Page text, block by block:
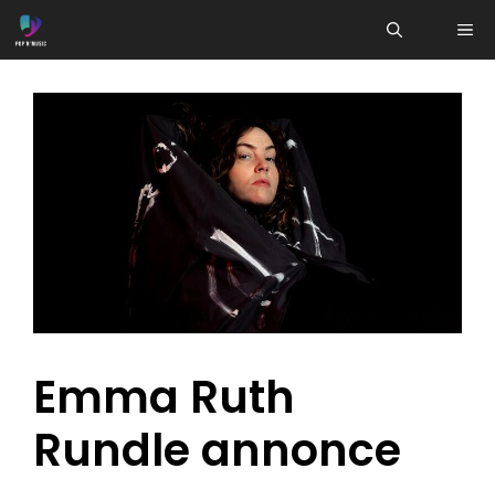
Aller
au
Emma Ruth
Rundle annonce